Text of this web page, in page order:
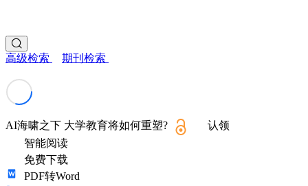
高级检索 期刊检索
AI海啸之下 大学教育将如何重塑?
认领
智能阅读
免费下载
PDF转Word